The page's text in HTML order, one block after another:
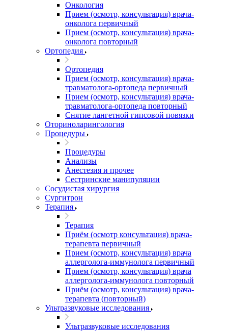
Онкология
Прием (осмотр, консультация) врача-
онколога первичный
Прием (осмотр, консультация) врача-
онколога повторный
Ортопедия
Ортопедия
Прием (осмотр, консультация) врача-
травматолога-ортопеда первичный
Прием (осмотр, консультация) врача-
травматолога-ортопеда повторный
Снятие лангетной гипсовой повязки
Оториноларингология
Процедуры
Процедуры
Анализы
Анестезия и прочее
Сестринские манипуляции
Сосудистая хирургия
Сургитрон
Терапия
Терапия
Приём (осмотр консультация) врача-
терапевта первичный
Прием (осмотр, консультация) врача
аллерголога-иммунолога первичный
Прием (осмотр, консультация) врача
аллерголога-иммунолога повторный
Приём (осмотр, консультация) врача-
терапевта (повторный)
Ультразвуковые исследования
Ультразвуковые исследования